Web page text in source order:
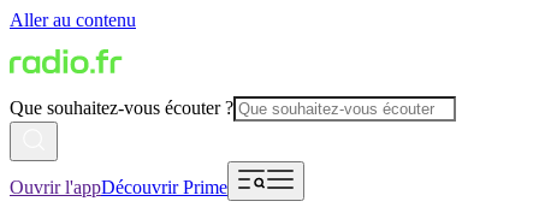
Aller au contenu
Que souhaitez-vous écouter ?
Ouvrir l'appDécouvrir Prime